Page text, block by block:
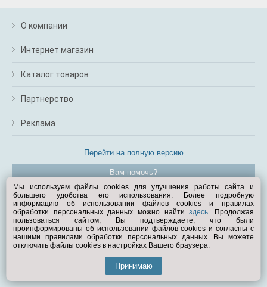
О компании
Интернет магазин
Каталог товаров
Партнерство
Реклама
Перейти на полную версию
Вам помочь?
© Exist.ru 1998—2026
Мы используем файлы cookies для улучшения работы сайта и
большего удобства его использования. Более подробную
информацию об использовании файлов cookies и правилах
обработки персональных данных можно найтиздесь. Продолжая
пользоваться сайтом, Вы подтверждаете, что были
проинформированы об использовании файлов cookies и согласны с
нашими правилами обработки персональных данных. Вы можете
отключить файлы cookies в настройках Вашего браузера.
Принимаю